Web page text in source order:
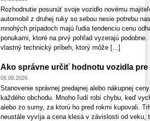
Rozhodnutie posunúť svoje vozidlo novému
automobil z druhej ruky so sebou nesie potrebu
mnohých prípadoch majú ľudia tendenciu cenu
ponukami, ktoré na prvý pohľad vyzerajú
vlastný technický príbeh, ktorý môže [...]
Ako správne určiť hodnotu vozidla pre
05.08.2026
Stanovenie správnej predajnej alebo nákupnej
každého obchodu. Mnoho ľudí robí chybu, keď
alebo zo sumy, za ktorú ho pred rokmi kupovali.
neustále vyvíja a cena klesá v závislosti od veku,